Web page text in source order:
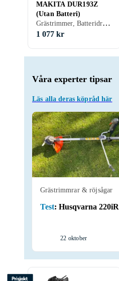
Våra experter tipsar
Läs alla deras köpråd här
Grästrimmrar & röjsågar
Test: Husqvarna 220iR
22 oktober
MAKITA DUR193Z
(Utan Batteri)
Grästrimmer, Batteridriven
1 077 kr